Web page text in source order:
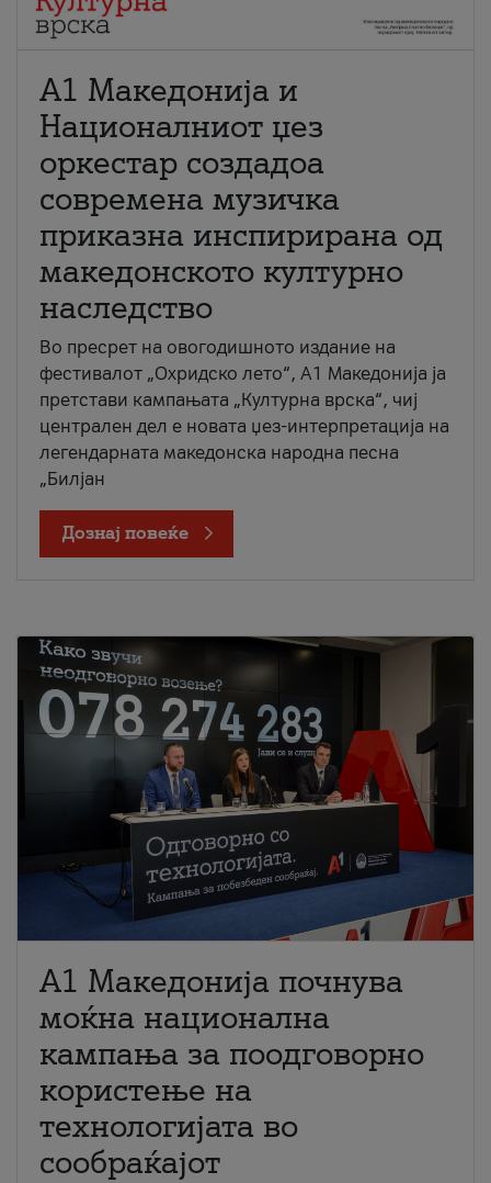
А1 Македонија и
Националниот џез
оркестар создадоа
современа музичка
приказна инспирирана од
македонското културно
наследство
Во пресрет на овогодишното издание на
фестивалот „Охридско лето“, А1 Македонија ја
претстави кампањата „Културна врска“, чиј
централен дел е новата џез-интерпретација на
легендарната македонска народна песна
„Билјан
Дознај повеќе
A1 Македонија почнува
моќна национална
кампања за поодговорно
користење на
технологијата во
сообраќајот